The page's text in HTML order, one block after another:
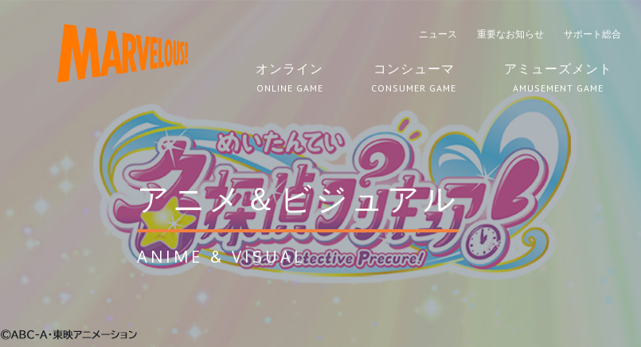
ニュース 重要なお知らせ サポート総合
オンライン
ONLINE GAME
コンシューマ
CONSUMER GAME
アミューズメント
AMUSEMENT GAME
アニメ＆ビジュアル
ANIME & VISUAL